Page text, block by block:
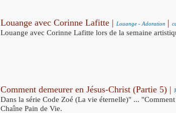
Louange avec Corinne Lafitte | Louange - Adoration |
Louange avec Corinne Lafitte lors de la semaine
Comment demeurer en Jésus-Christ (Partie 5) |
Dans la série Code Zoé (La vie éternelle)" ...
Chaîne Pain de Vie.